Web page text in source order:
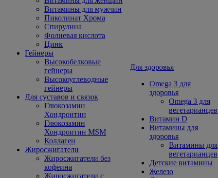
Витамины для мужчин
Пиколинат Хрома
Спирулина
Фолиевая кислота
Цинк
Гейнеры
Высокобелковые
гейнеры
Высокоуглеводные
гейнеры
Для суставов и связок
Глюкозамин
Хондроитин
Глюкозамин
Хондроитин MSM
Коллаген
Жиросжигатели
Жиросжигатели без
кофеина
Жиросжигатели с
Для здоровья
Omega 3 для
здоровья
Omega 3 для
вегетарианцев
Витамин D
Витамины для
здоровья
Витамины для
вегетарианцев
Детские витамины
Железо